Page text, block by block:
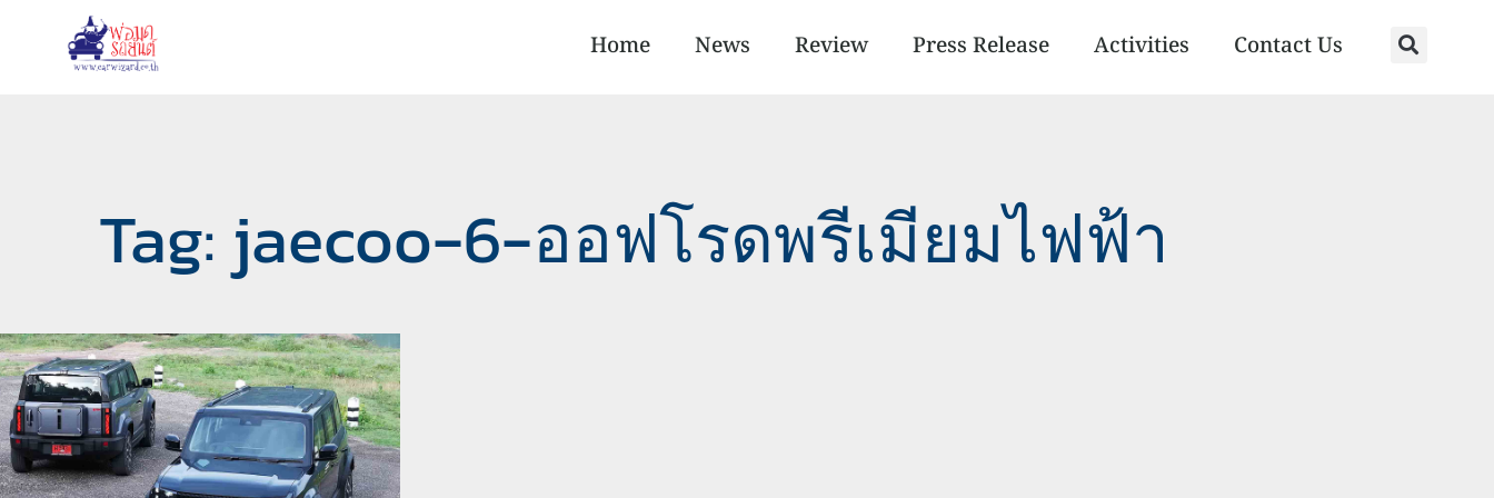
Home News Review Press Release Activities Contact Us
Tag: jaecoo-6-ออฟโรดพรีเมียมไฟฟ้า